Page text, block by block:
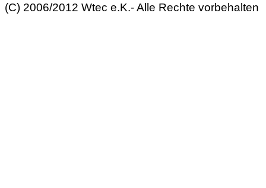
(C) 2006/2012 Wtec e.K.- Alle Rechte vorbehalten